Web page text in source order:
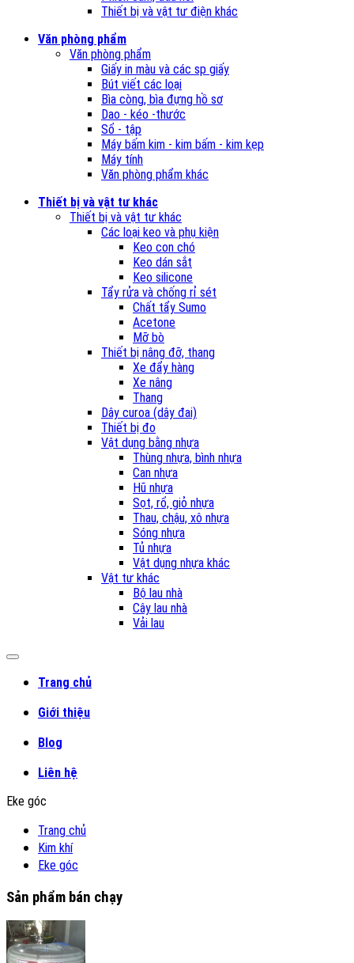
Thiết bị và vật tư điện khác
Văn phòng phẩm
Văn phòng phẩm
Giấy in màu và các sp giấy
Bút viết các loại
Bìa còng, bìa đựng hồ sơ
Dao - kéo -thước
Sổ - tập
Máy bấm kim - kim bấm - kim kẹp
Máy tính
Văn phòng phẩm khác
Thiết bị và vật tư khác
Thiết bị và vật tư khác
Các loại keo và phụ kiện
Keo con chó
Keo dán sắt
Keo silicone
Tẩy rửa và chống rỉ sét
Chất tẩy Sumo
Acetone
Mỡ bò
Thiết bị nâng đỡ, thang
Xe đẩy hàng
Xe nâng
Thang
Dây curoa (dây đai)
Thiết bị đo
Vật dụng bằng nhựa
Thùng nhựa, bình nhựa
Can nhựa
Hũ nhựa
Sọt, rổ, giỏ nhựa
Thau, chậu, xô nhựa
Sóng nhựa
Tủ nhựa
Vật dụng nhựa khác
Vật tư khác
Bộ lau nhà
Cây lau nhà
Vải lau
Trang chủ
Giới thiệu
Blog
Liên hệ
Eke góc
Trang chủ
Kim khí
Eke góc
Sản phẩm bán chạy